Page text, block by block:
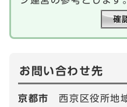
お問い合わせ先
京都市西京区役所地